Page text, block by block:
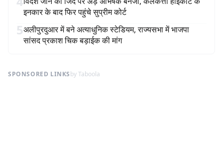
इनकार के बाद फिर पहुंचे सुप्रीम कोर्ट
5अलीपुरदुआर में बने अत्याधुनिक स्टेडियम, राज्यसभा में भाजपा
सांसद प्रकाश चिक बड़ाईक की मांग
SPONSORED LINKSby Taboola